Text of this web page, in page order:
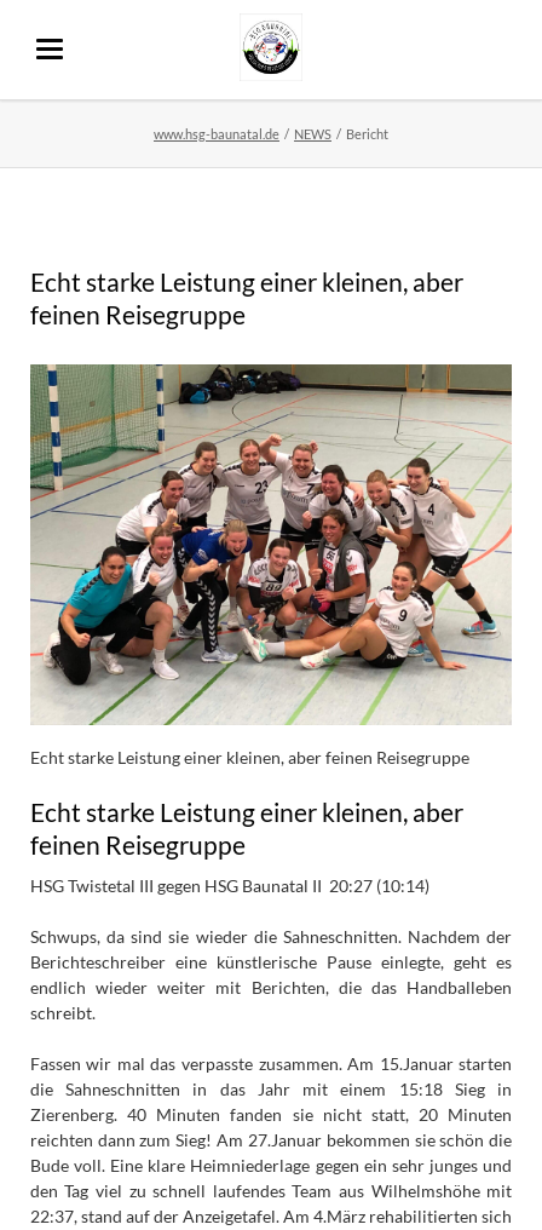
www.hsg-baunatal.de NEWS Bericht
Echt starke Leistung einer kleinen, aber
feinen Reisegruppe
Echt starke Leistung einer kleinen, aber feinen Reisegruppe
Echt starke Leistung einer kleinen, aber
feinen Reisegruppe
HSG Twistetal III gegen HSG Baunatal II 20:27 (10:14)
Schwups, da sind sie wieder die Sahneschnitten. Nachdem der
Berichteschreiber eine künstlerische Pause einlegte, geht es
endlich wieder weiter mit Berichten, die das Handballeben
schreibt.
Fassen wir mal das verpasste zusammen. Am 15.Januar starten
die Sahneschnitten in das Jahr mit einem 15:18 Sieg in
Zierenberg. 40 Minuten fanden sie nicht statt, 20 Minuten
reichten dann zum Sieg! Am 27.Januar bekommen sie schön die
Bude voll. Eine klare Heimniederlage gegen ein sehr junges und
den Tag viel zu schnell laufendes Team aus Wilhelmshöhe mit
22:37, stand auf der Anzeigetafel. Am 4.März rehabilitierten sich